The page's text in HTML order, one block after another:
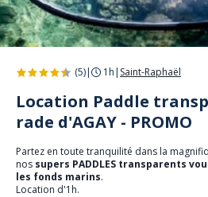
(5)| 1h | Saint-Raphaël
Location Paddle
rade d'AGAY - PROMO
Partez en toute tranquilité dans la
nos supers PADDLES transparents
les fonds marins.
Location d'1h.